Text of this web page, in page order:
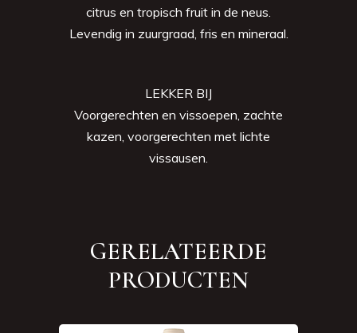
citrus en tropisch fruit in de neus.
Levendig in zuurgraad, fris en mineraal.
LEKKER BIJ
Voorgerechten en vissoepen, zachte
kazen, voorgerechten met lichte
vissausen.
GERELATEERDE
PRODUCTEN